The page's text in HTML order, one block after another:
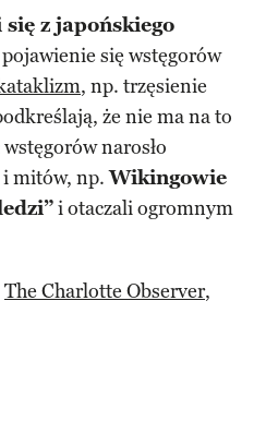
z japońskiego
się wstęgorów
, np. trzęsienie
że nie ma na to
narosło
i mitów, np.Wikingowie
i otaczali ogromnym
The Charlotte Observer,